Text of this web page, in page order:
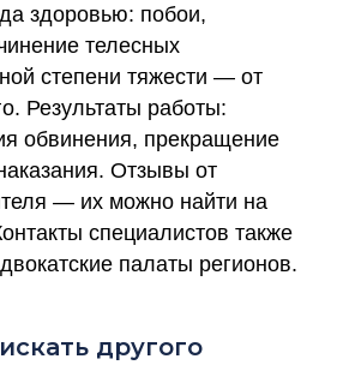
здоровью: побои,
телесных
степени тяжести — от
Результаты работы:
обвинения, прекращение
Отзывы от
— их можно найти на
специалистов также
палаты регионов.
другого